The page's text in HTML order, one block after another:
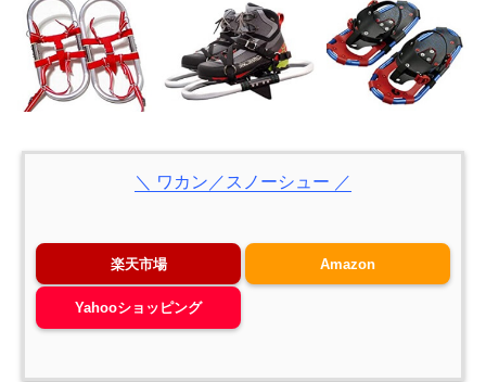
＼ ワカン／スノーシュー ／
楽天市場 Amazon
Yahooショッピング